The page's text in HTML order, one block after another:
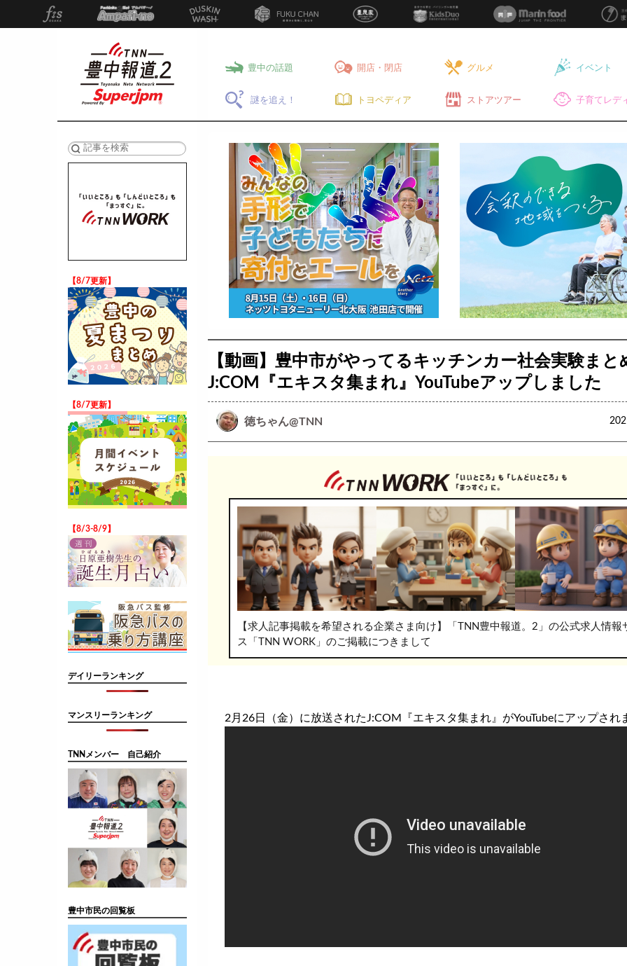
豊中の話題 開店・閉店 グルメ イベント
謎を追え！ トヨペディア ストアツアー 子育てレデ
【動画】豊中市がやってるキッチンカー社会実験まと
J:COM『エキスタ集まれ』YouTubeアップしました
徳ちゃん@TNN
【求人記事掲載を希望される企業さま向け】「TNN豊中報道。2」の公式求人情報
ス「TNN WORK」のご掲載につきまして
2月26日（金）に放送されたJ:COM『エキスタ集まれ』がYouTubeにアップされ
【8/7更新】
【8/7更新】
【8/3-8/9】
デイリーランキング
マンスリーランキング
TNNメンバー 自己紹介
豊中市民の回覧板